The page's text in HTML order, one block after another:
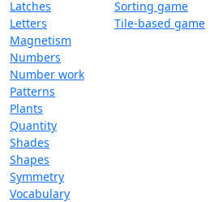
Latches
Letters
Magnetism
Numbers
Number work
Patterns
Plants
Quantity
Shades
Shapes
Symmetry
Vocabulary
Sorting game
Tile-based game